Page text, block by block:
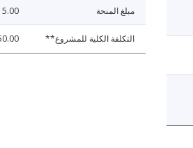
مبلغ المنحة
التكلفة الكلية للمشروع**